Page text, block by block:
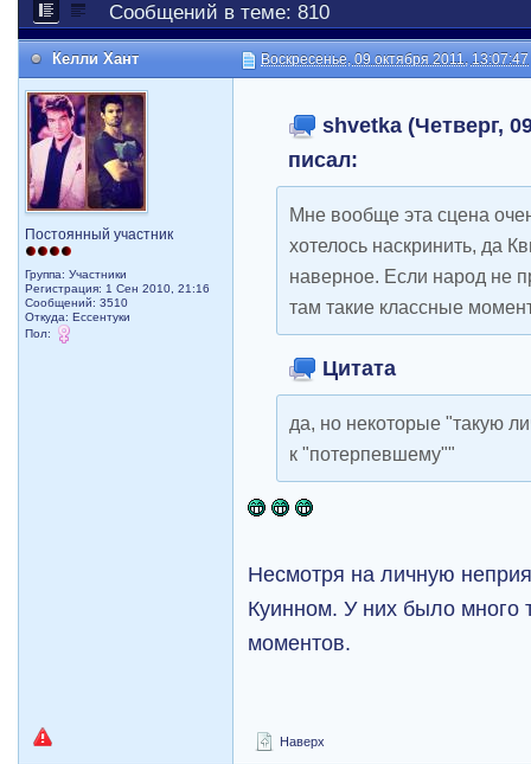
Сообщений в теме: 810
Келли Хант Воскресенье, 09 октября 2011, 13:07:47
Постоянный участник
Группа: Участники
Регистрация: 1 Сен 2010, 21:16
Сообщений: 3510
Откуда: Ессентуки
Пол:
shvetka (Четверг,
писал:
Мне вообще эта сцена
хотелось наскринить, да
наверное. Если народ не
там такие классные
Цитата
да, но некоторые "такую
к "потерпевшему""
Несмотря на личную
Куинном. У них было много
моментов.
Наверх